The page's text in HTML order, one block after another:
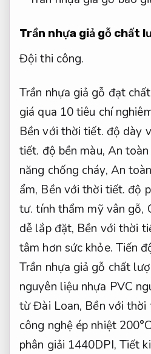
Trần nhựa giả gỗ chất
Đội thi công.
Trần nhựa giả gỗ đạt
giá qua 10 tiêu chí
Bền với thời tiết. độ dày
tiết. độ bền màu, An
năng chống cháy, An
ẩm, Bền với thời tiết. độ
tư. tính thẩm mỹ vân gỗ,
dễ lắp đặt, Bền với thời
tâm hơn sức khỏe. Tiến
Trần nhựa giả gỗ chất
nguyên liệu nhựa PVC
từ Đài Loan, Bền với thời
công nghệ ép nhiệt
phân giải 1440DPI, Tiết